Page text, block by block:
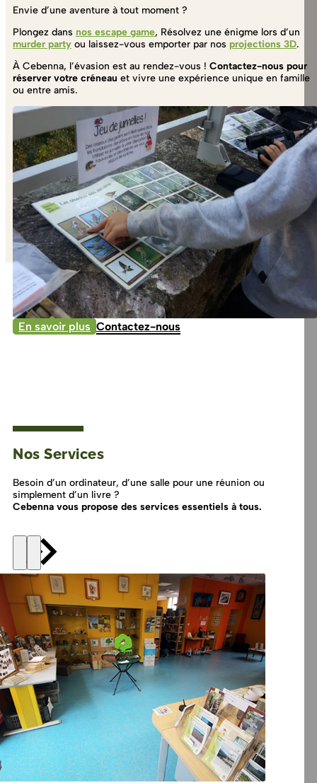
Envie d’une aventure à tout moment ?
Plongez dans nos escape game, Résolvez une énigme lors d’un
murder party ou laissez-vous emporter par nos projections 3D.
À Cebenna, l’évasion est au rendez-vous ! Contactez-nous pour
réserver votre créneau et vivre une expérience unique en famille
ou entre amis.
En savoir plus Contactez-nous
Nos Services
Besoin d’un ordinateur, d’une salle pour une réunion ou
simplement d’un livre ?
Cebenna vous propose des services essentiels à tous.